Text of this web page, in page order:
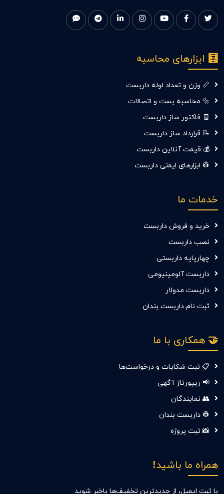
🧮 ابزارهای محاسبه
📏 وزن و تعداد لوله داربست
🔩 محاسبه بست و اتصالات
🧾 فاکتور ساز داربست
📝 قرارداد ساز داربست
💰 قیمت آنلاین داربست
👷‍ ابزارهای ایمنی داربست
خدمات ما
خرید و فروش داربست
نصب داربست
چهارپایه داربستی
داربست آلومینیومی
داربست مدولار
ثبت نام داربست بندان
🤝 همکاری با ما
📋 ثبت شکایات و درخواست‌ها
📢 ریپورتاژ آگهی
👥 نمایندگان
👷 داربست بندان
📸 ثبت پروژه
همراه ما باشید!
با ثبت ایمیل، از جدید‌ترین تخفیف‌ها با‌خبر شوید